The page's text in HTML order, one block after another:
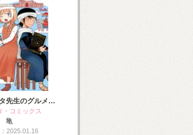
先生のグルメ…
・コミックス
亀
2025.01.16